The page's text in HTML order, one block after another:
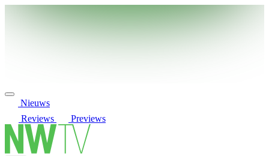
Nieuws
Reviews
Previews